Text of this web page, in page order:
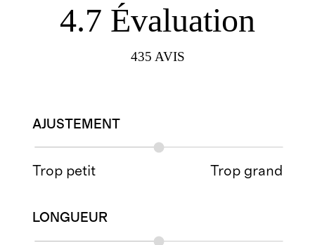
4.7 Évaluation
435 AVIS
AJUSTEMENT
Trop petit Trop grand
LONGUEUR